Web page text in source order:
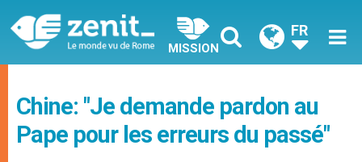
MISSION
FR
Chine: "Je demande pardon au
Pape pour les erreurs du passé"